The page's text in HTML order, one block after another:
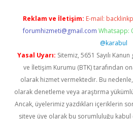
Reklam ve İletişim: E-mail:
forumhizmeti@gmail.com Whatsapp:
@karabul
Yasal Uyarı: Sitemiz, 5651 Sayılı
ve İletişim Kurumu (BTK) tarafından
olarak hizmet vermektedir. Bu
olarak denetleme veya araştırma
Ancak, üyelerimiz yazdıkları içeriklerin
siteye üye olarak bu sorumluluğu kabul